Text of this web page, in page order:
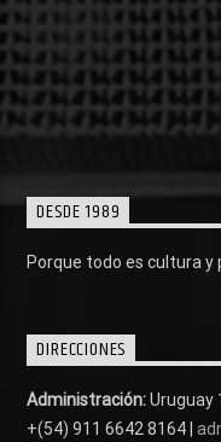
DESDE 1989
Porque todo es cultura y
DIRECCIONES
Administración:Uruguay
+(54) 911 6642 8164 |